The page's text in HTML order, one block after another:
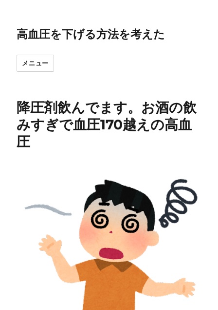
高血圧を下げる方法を考えた
メニュー
降圧剤飲んでます。お酒の飲
みすぎで血圧170越えの高血
圧